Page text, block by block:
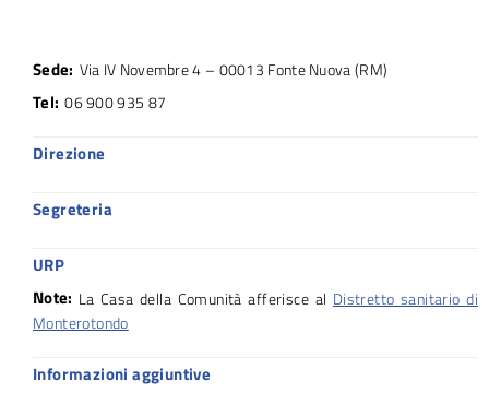
Sede: Via IV Novembre 4 – 00013 Fonte Nuova (RM)
Tel: 06 900 935 87
Direzione
Segreteria
URP
Note: La Casa della Comunità afferisce al Distretto sanitario di
Monterotondo
Informazioni aggiuntive